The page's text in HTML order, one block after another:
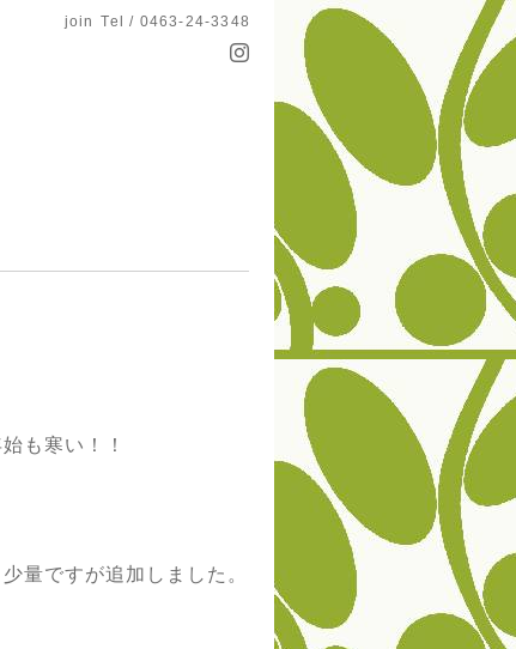
join Tel / 0463-24-3348
も寒い！！
量ですが追加しました。